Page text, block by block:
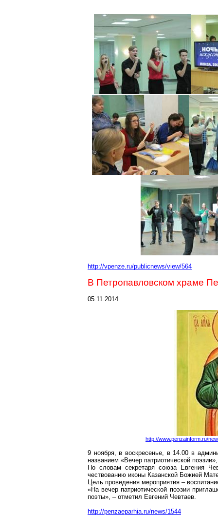
http://vpenze.ru/publicnews/view/564
В Петропавловском храме
05.11.2014
http://www.penzainform.ru/
9 ноября, в воскресенье, в 14.00 в
названием «Вечер патриотической
По словам секретаря союза Евгения
чествованию иконы Казанской Божией
Цель проведения мероприятия –
«На вечер патриотической поэзии
поэты», – отметил Евгений Чевтаев.
http://penzaeparhia.ru/news/1544